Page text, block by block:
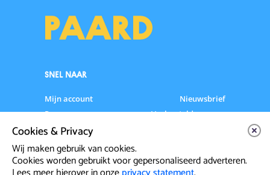
SNEL NAAR
Mijn account
Nieuwsbrief
Programma
Veelgestelde vragen
Partners & Sponsoren
Artiesten info
Cookies & Privacy
Wij maken gebruik van cookies.
Cookies worden gebruikt voor gepersonaliseerd adverteren.